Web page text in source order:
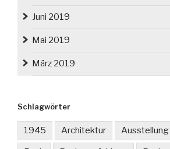
Juni 2019
Mai 2019
März 2019
Schlagwörter
1945 Architektur Ausstellung